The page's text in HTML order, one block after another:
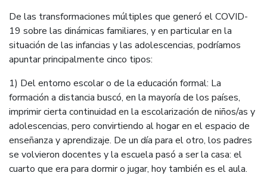
De las transformaciones múltiples que generó el COVID-
19 sobre las dinámicas familiares, y en particular en la
situación de las infancias y las adolescencias, podríamos
apuntar principalmente cinco tipos:
1) Del entorno escolar o de la educación formal: La
formación a distancia buscó, en la mayoría de los países,
imprimir cierta continuidad en la escolarización de niños/as y
adolescencias, pero convirtiendo al hogar en el espacio de
enseñanza y aprendizaje. De un día para el otro, los padres
se volvieron docentes y la escuela pasó a ser la casa: el
cuarto que era para dormir o jugar, hoy también es el aula.